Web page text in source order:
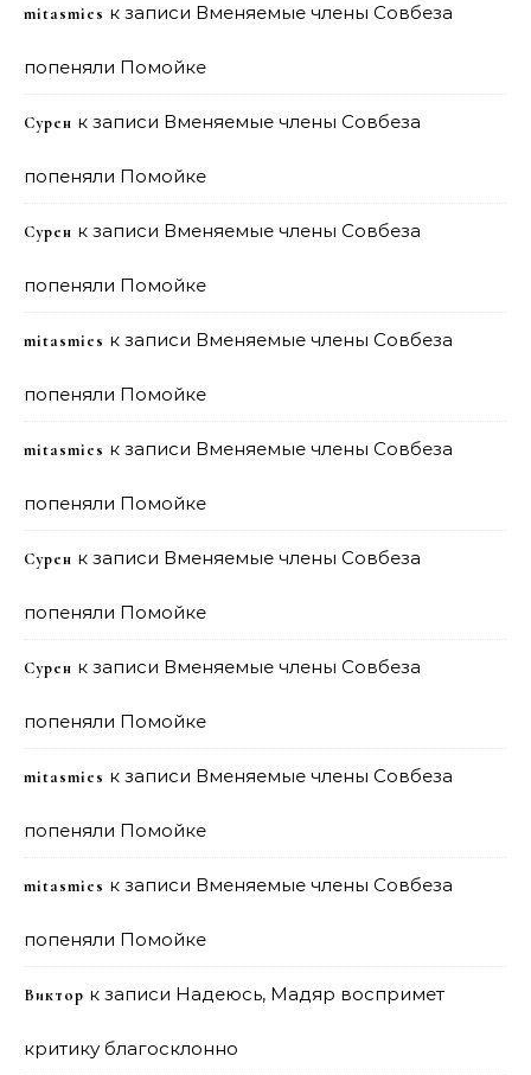
mitasmies к записи Вменяемые члены Совбеза
попеняли Помойке
Сурен к записи Вменяемые члены Совбеза
попеняли Помойке
Сурен к записи Вменяемые члены Совбеза
попеняли Помойке
mitasmies к записи Вменяемые члены Совбеза
попеняли Помойке
mitasmies к записи Вменяемые члены Совбеза
попеняли Помойке
Сурен к записи Вменяемые члены Совбеза
попеняли Помойке
Сурен к записи Вменяемые члены Совбеза
попеняли Помойке
mitasmies к записи Вменяемые члены Совбеза
попеняли Помойке
mitasmies к записи Вменяемые члены Совбеза
попеняли Помойке
Виктор к записи Надеюсь, Мадяр воспримет
критику благосклонно